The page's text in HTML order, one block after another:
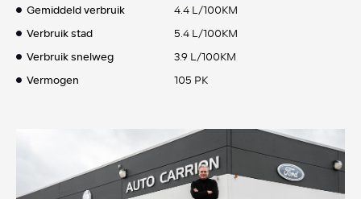
Gemiddeld verbruik
4.4 L/100KM
Verbruik stad
5.4 L/100KM
Verbruik snelweg
3.9 L/100KM
Vermogen
105 PK